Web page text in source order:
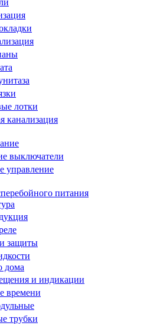
лотки
канализация
выключатели
управление
питания
защиты
дома
и индикации
времени
трубки